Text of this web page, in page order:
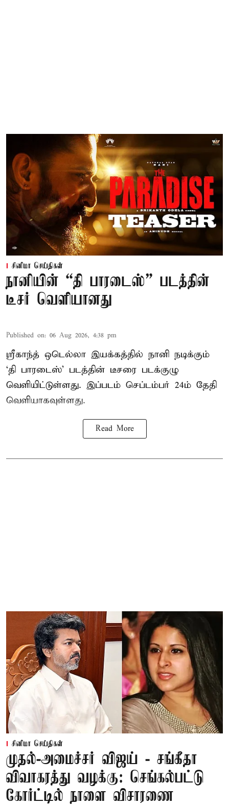
சினிமா செய்திகள்
நானியின் “தி பாரடைஸ்” படத்தின்
டீசர் வெளியானது
Published on: 06 Aug 2026, 4:38 pm
ஸ்ரீகாந்த் ஒடெல்லா இயக்கத்தில் நானி நடிக்கும்
‘தி பாரடைஸ்’ படத்தின் டீசரை படக்குழு
வெளியிட்டுள்ளது. இப்படம் செப்டம்பர் 24ம் தேதி
வெளியாகவுள்ளது.
Read More
சினிமா செய்திகள்
முதல்-அமைச்சர் விஜய் - சங்கீதா
விவாகரத்து வழக்கு: செங்கல்பட்டு
கோர்ட்டில் நாளை விசாரணை